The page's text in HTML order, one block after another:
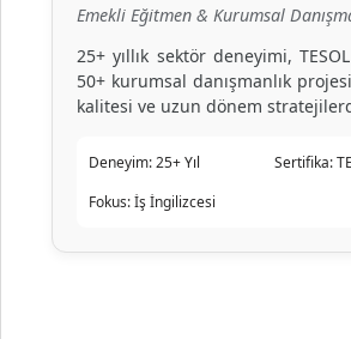
Emekli Eğitmen & Kurumsal
25+ yıllık sektör deneyimi,
50+ kurumsal danışmanlık
kalitesi ve uzun dönem
Deneyim:25+ Yıl Sertifika:
Fokus:İş İngilizcesi